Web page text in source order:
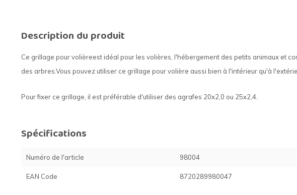
Description du produit
Ce grillage pour volièreest idéal pour les volières, l'hébergement des petits animaux et
des arbres.Vous pouvez utiliser ce grillage pour volière aussi bien à l'intérieur qu'à
Pour fixer ce grillage, il est préférable d'utiliser des agrafes 20x2,0 ou 25x2,4.
Spécifications
Numéro de l'article 98004
EAN Code 8720289980047